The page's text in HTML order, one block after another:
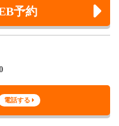
予約
電話する